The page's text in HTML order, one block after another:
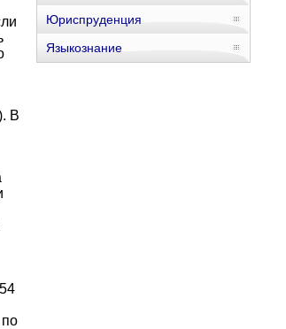
В
Юриспруденция
Языкознание